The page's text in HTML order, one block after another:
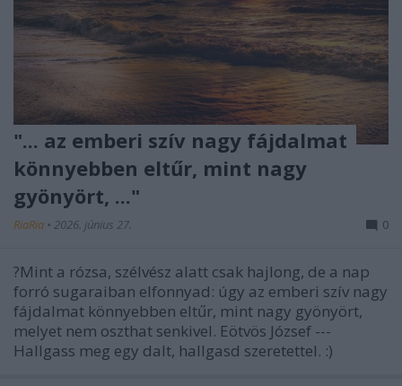
"... az emberi szív nagy fájdalmat
könnyebben eltűr, mint nagy
gyönyört, ..."
RiaRia • 2026. június 27. 0
?Mint a rózsa, szélvész alatt csak hajlong, de a nap
forró sugaraiban elfonnyad: úgy az emberi szív nagy
fájdalmat könnyebben eltűr, mint nagy gyönyört,
melyet nem oszthat senkivel. Eötvös József ---
Hallgass meg egy dalt, hallgasd szeretettel. :)